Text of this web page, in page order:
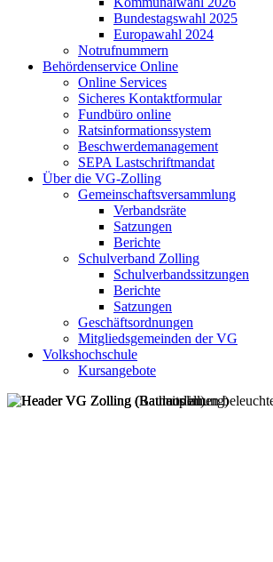
Bundestagswahl 2025
Europawahl 2024
Notrufnummern
Behördenservice Online
Online Services
Sicheres Kontaktformular
Fundbüro online
Ratsinformationssystem
Beschwerdemanagement
SEPA Lastschriftmandat
Über die VG-Zolling
Gemeinschaftsversammlung
Verbandsräte
Satzungen
Berichte
Schulverband Zolling
Schulverbandssitzungen
Berichte
Satzungen
Geschäftsordnungen
Mitgliedsgemeinden der VG
Volkshochschule
Kursangebote